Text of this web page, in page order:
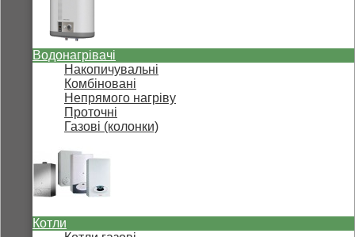
Водонагрівачі
Накопичувальні
Комбіновані
Непрямого нагріву
Проточні
Газові (колонки)
Котли